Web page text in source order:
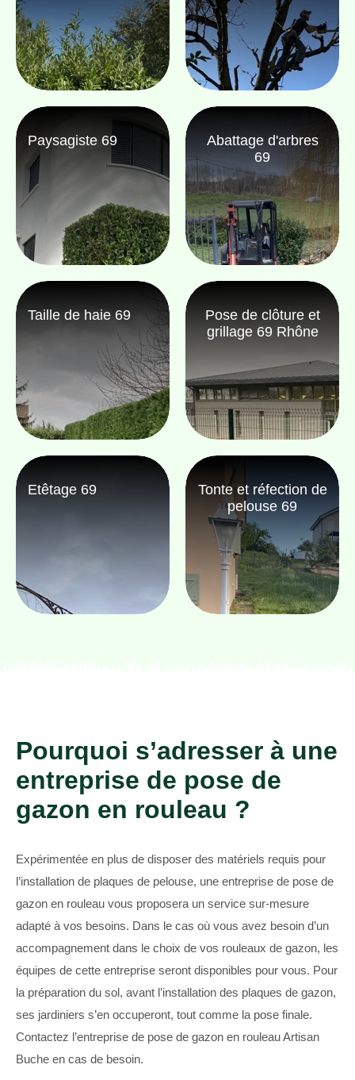
Paysagiste 69
Abattage d'arbres
69
Taille de haie 69
Pose de clôture et
grillage 69 Rhône
Etêtage 69
Tonte et réfection de
pelouse 69
Pourquoi s’adresser à une
entreprise de pose de
gazon en rouleau ?
Expérimentée en plus de disposer des matériels requis pour
l’installation de plaques de pelouse, une entreprise de pose de
gazon en rouleau vous proposera un service sur-mesure
adapté à vos besoins. Dans le cas où vous avez besoin d’un
accompagnement dans le choix de vos rouleaux de gazon, les
équipes de cette entreprise seront disponibles pour vous. Pour
la préparation du sol, avant l’installation des plaques de gazon,
ses jardiniers s’en occuperont, tout comme la pose finale.
Contactez l’entreprise de pose de gazon en rouleau Artisan
Buche en cas de besoin.